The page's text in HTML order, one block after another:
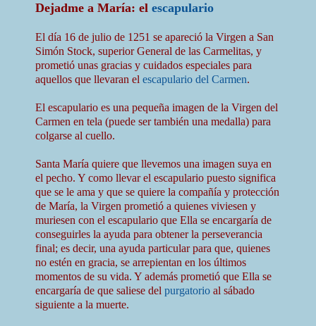
Dejadme a María: el escapulario
El día 16 de julio de 1251 se apareció la Virgen a San
Simón Stock, superior General de las Carmelitas, y
prometió unas gracias y cuidados especiales para
aquellos que llevaran el escapulario del Carmen.
El escapulario es una pequeña imagen de la Virgen del
Carmen en tela (puede ser también una medalla) para
colgarse al cuello.
Santa María quiere que llevemos una imagen suya en
el pecho. Y como llevar el escapulario puesto significa
que se le ama y que se quiere la compañía y protección
de María, la Virgen prometió a quienes viviesen y
muriesen con el escapulario que Ella se encargaría de
conseguirles la ayuda para obtener la perseverancia
final; es decir, una ayuda particular para que, quienes
no estén en gracia, se arrepientan en los últimos
momentos de su vida. Y además prometió que Ella se
encargaría de que saliese del purgatorio al sábado
siguiente a la muerte.